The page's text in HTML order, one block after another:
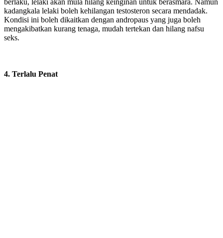
kadangkala lelaki boleh kehilangan testosteron secara mendadak.
Kondisi ini boleh dikaitkan dengan andropaus yang juga boleh
mengakibatkan kurang tenaga, mudah tertekan dan hilang nafsu
seks.
4. Terlalu Penat